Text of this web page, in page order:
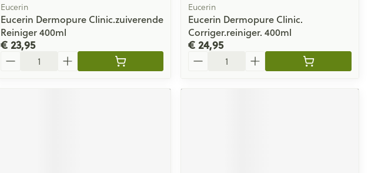
Eucerin
Eucerin Dermopure Clinic.zuiverende
Reiniger 400ml
€ 23,95
Eucerin
Eucerin Dermopure Clinic.
Corriger.reiniger. 400ml
€ 24,95